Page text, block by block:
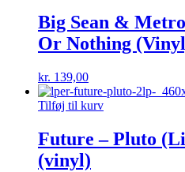
Big Sean &
Or Nothing
kr. 139,00
Tilføj til kurv
Future – Pluto
(vinyl)